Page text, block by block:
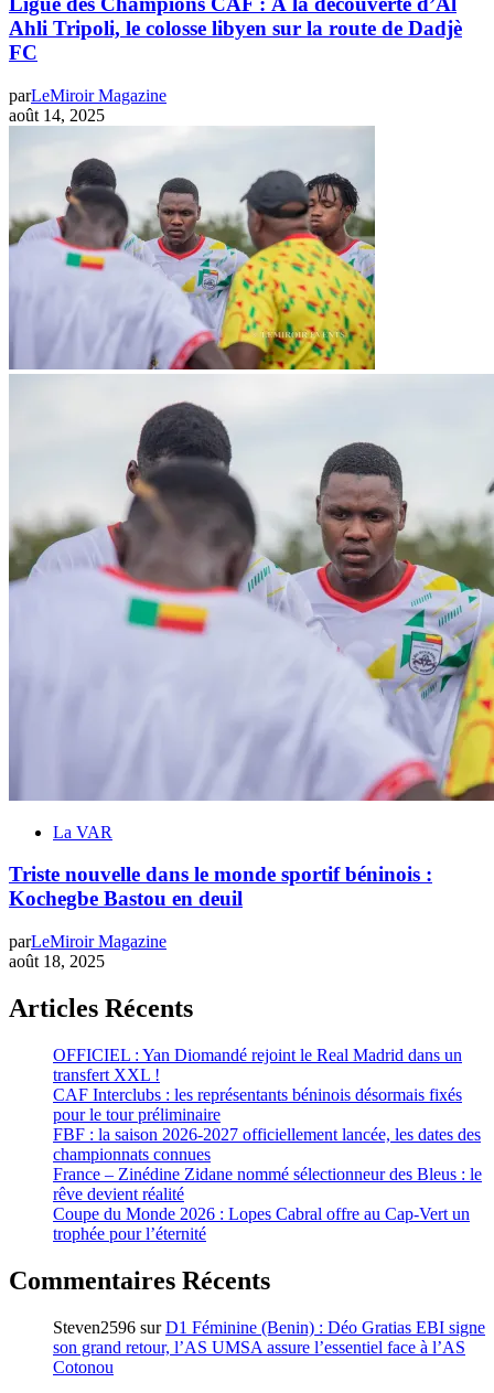
Ahli Tripoli, le colosse libyen sur la route de Dadjè
FC
parLeMiroir Magazine
août 14, 2025
La VAR
Triste nouvelle dans le monde sportif béninois :
Kochegbe Bastou en deuil
parLeMiroir Magazine
août 18, 2025
Articles Récents
OFFICIEL : Yan Diomandé rejoint le Real Madrid dans un
transfert XXL !
CAF Interclubs : les représentants béninois désormais fixés
pour le tour préliminaire
FBF : la saison 2026-2027 officiellement lancée, les dates des
championnats connues
France – Zinédine Zidane nommé sélectionneur des Bleus : le
rêve devient réalité
Coupe du Monde 2026 : Lopes Cabral offre au Cap-Vert un
trophée pour l’éternité
Commentaires Récents
Steven2596 surD1 Féminine (Benin) : Déo Gratias EBI signe
son grand retour, l’AS UMSA assure l’essentiel face à l’AS
Cotonou